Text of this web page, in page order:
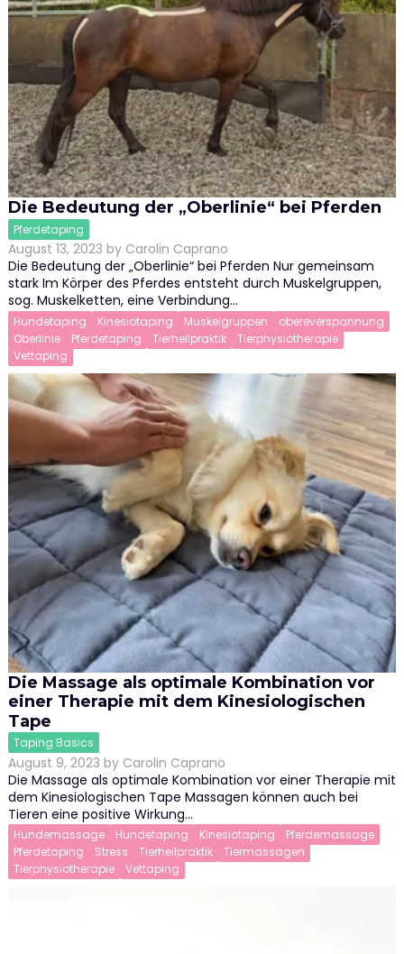
Die Bedeutung der „Oberlinie“ bei Pferden
Pferdetaping
August 13, 2023 by Carolin Caprano
Die Bedeutung der „Oberlinie“ bei Pferden Nur gemeinsam
stark Im Körper des Pferdes entsteht durch Muskelgruppen,
sog. Muskelketten, eine Verbindung…
Hundetaping Kinesiotaping Muskelgruppen
obereverspannung
Oberlinie
Pferdetaping Tierheilpraktik
Tierphysiotherapie
Vettaping
Die Massage als optimale Kombination vor
einer Therapie mit dem Kinesiologischen
Tape
Taping Basics
August 9, 2023 by Carolin Caprano
Die Massage als optimale Kombination vor einer Therapie mit
dem Kinesiologischen Tape Massagen können auch bei
Tieren eine positive Wirkung…
Hundemassage Hundetaping Kinesiotaping
Pferdemassage
Pferdetaping
Stress Tierheilpraktik
Tiermassagen
Tierphysiotherapie
Vettaping